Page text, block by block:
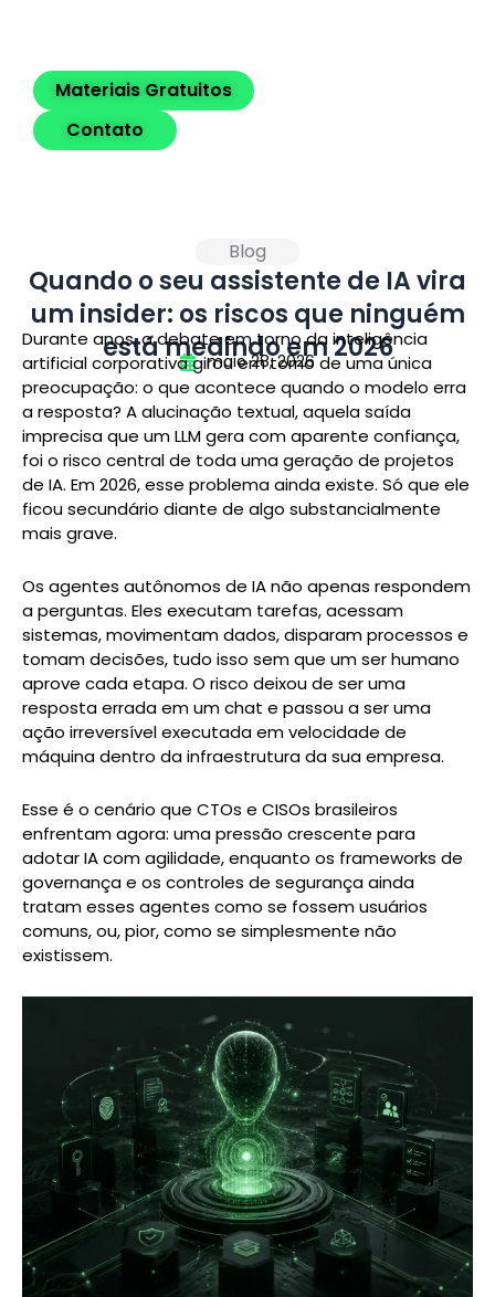
Materiais Gratuitos
Contato
Blog
Quando o seu assistente de IA vira
um insider: os riscos que ninguém
está medindo em 2026
maio 28, 2026
Durante anos, o debate em torno da inteligência
artificial corporativa girou em torno de uma única
preocupação: o que acontece quando o modelo erra
a resposta? A alucinação textual, aquela saída
imprecisa que um LLM gera com aparente confiança,
foi o risco central de toda uma geração de projetos
de IA. Em 2026, esse problema ainda existe. Só que ele
ficou secundário diante de algo substancialmente
mais grave.
Os agentes autônomos de IA não apenas respondem
a perguntas. Eles executam tarefas, acessam
sistemas, movimentam dados, disparam processos e
tomam decisões, tudo isso sem que um ser humano
aprove cada etapa. O risco deixou de ser uma
resposta errada em um chat e passou a ser uma
ação irreversível executada em velocidade de
máquina dentro da infraestrutura da sua empresa.
Esse é o cenário que CTOs e CISOs brasileiros
enfrentam agora: uma pressão crescente para
adotar IA com agilidade, enquanto os frameworks de
governança e os controles de segurança ainda
tratam esses agentes como se fossem usuários
comuns, ou, pior, como se simplesmente não
existissem.